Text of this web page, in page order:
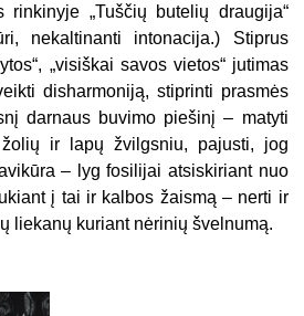
rinkinyje „Tuščių butelių draugija“
nekaltinanti intonacija.) Stiprus
„visiškai savos vietos“ jutimas
disharmoniją, stiprinti prasmės
darnaus buvimo piešinį – matyti
ir lapų žvilgsniu, pajusti, jog
– lyg fosilijai atsiskiriant nuo
į tai ir kalbos žaismą – nerti ir
liekanų kuriant nėrinių švelnumą.